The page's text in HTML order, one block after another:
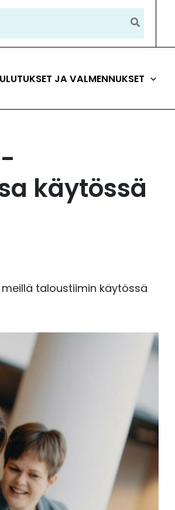
JA VALMENNUKSET
käytössä
taloustiimin käytössä